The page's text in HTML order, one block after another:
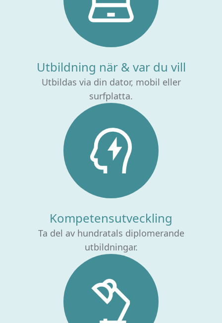
Utbildning när & var du vill
Utbildas via din dator, mobil eller
surfplatta.
Kompetensutveckling
Ta del av hundratals diplomerande
utbildningar.